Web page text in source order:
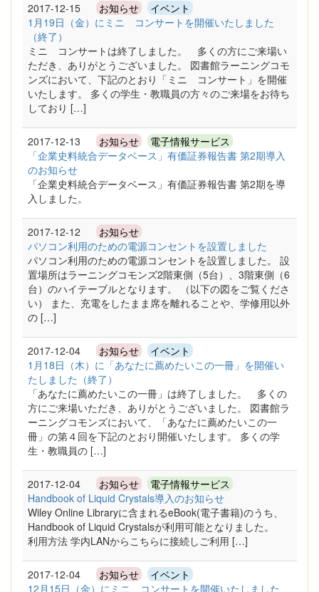
2017-12-15 お知らせ イベント
1月19日（金）にミニ コンサートを開催いたしました
（終了）
ミニ コンサートは終了しました。 多くの方にご来場い
ただき、ありがとうございました。 図書館ラーニングコモ
ンズにおいて、下記のとおり「ミニ コンサート」を開催
いたします。 多くの学生・教職員の方々のご来場をお待ち
しており […]
2017-12-13 お知らせ 電子情報サービス
「企業史料統合データベース」有価証券報告書 第2期導入
のお知らせ
「企業史料統合データベース」有価証券報告書 第2期を導
入しました。
2017-12-12 お知らせ
パソコン利用のための電源コンセントを設置しました
パソコン利用のための電源コンセントを設置しました。 設
置場所はラーニングコモンズ2階東側（5台）、3階東側（6
台）のハイテーブルとなります。 （以下の図をご覧くださ
い） また、充電をしたまま席を離れることや、学修用以外
の […]
2017-12-04 お知らせ イベント
1月18日（木）に「あなたに薦めたいこの一冊」を開催い
たしました（終了）
「あなたに薦めたいこの一冊」は終了しました。 多くの
方にご来場いただき、ありがとうございました。 図書館ラ
ーニングコモンズにおいて、「あなたに薦めたいこの一
冊」の第４回を下記のとおり開催いたします。 多くの学
生・教職員の […]
2017-12-04 お知らせ 電子情報サービス
Handbook of Liquid Crystals導入のお知らせ
Wiley Online Libraryに含まれるeBook(電子書籍)のうち、
Handbook of Liquid Crystalsが利用可能となりました。
利用方法 学内LANからこちらに接続しご利用 […]
2017-12-04 お知らせ イベント
12月15日（金）にミニ コンサートを開催いたしました